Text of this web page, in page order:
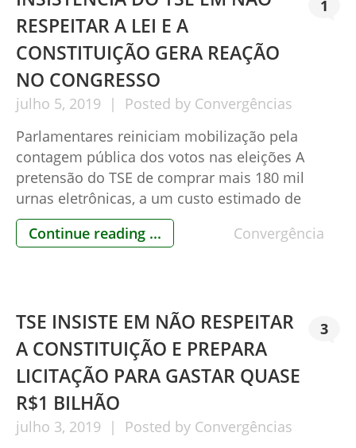
RESPEITAR A LEI E A
CONSTITUIÇÃO GERA REAÇÃO
NO CONGRESSO
julho 5, 2019 Posted by Convergências
1
Parlamentares reiniciam mobilização pela
contagem pública dos votos nas eleições A
pretensão do TSE de comprar mais 180 mil
urnas eletrônicas, a um custo estimado de
quase um bilhão de reais, provocou uma reação
imediata no Congresso Nacional: nesta quinta
Continue reading ... Convergência
TSE INSISTE EM NÃO RESPEITAR
A CONSTITUIÇÃO E PREPARA
LICITAÇÃO PARA GASTAR QUASE
R$1 BILHÃO
julho 3, 2019 Posted by Convergências
3